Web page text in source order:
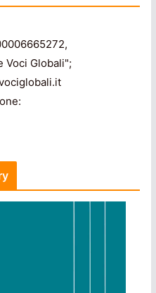
Voci Globali";